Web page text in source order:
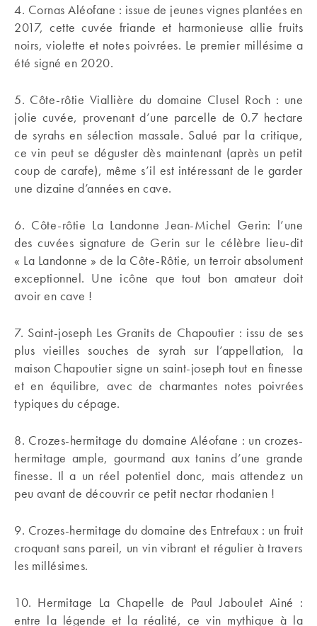
4. Cornas Aléofane : issue de jeunes vignes plantées en
2017, cette cuvée friande et harmonieuse allie fruits
noirs, violette et notes poivrées. Le premier millésime a
été signé en 2020.
5. Côte-rôtie Viallière du domaine Clusel Roch : une
jolie cuvée, provenant d’une parcelle de 0.7 hectare
de syrahs en sélection massale. Salué par la critique,
ce vin peut se déguster dès maintenant (après un petit
coup de carafe), même s’il est intéressant de le garder
une dizaine d’années en cave.
6. Côte-rôtie La Landonne Jean-Michel Gerin: l’une
des cuvées signature de Gerin sur le célèbre lieu-dit
« La Landonne » de la Côte-Rôtie, un terroir absolument
exceptionnel. Une icône que tout bon amateur doit
avoir en cave !
7. Saint-joseph Les Granits de Chapoutier : issu de ses
plus vieilles souches de syrah sur l’appellation, la
maison Chapoutier signe un saint-joseph tout en finesse
et en équilibre, avec de charmantes notes poivrées
typiques du cépage.
8. Crozes-hermitage du domaine Aléofane : un crozes-
hermitage ample, gourmand aux tanins d’une grande
finesse. Il a un réel potentiel donc, mais attendez un
peu avant de découvrir ce petit nectar rhodanien !
9. Crozes-hermitage du domaine des Entrefaux : un fruit
croquant sans pareil, un vin vibrant et régulier à travers
les millésimes.
10. Hermitage La Chapelle de Paul Jaboulet Ainé :
entre la légende et la réalité, ce vin mythique à la